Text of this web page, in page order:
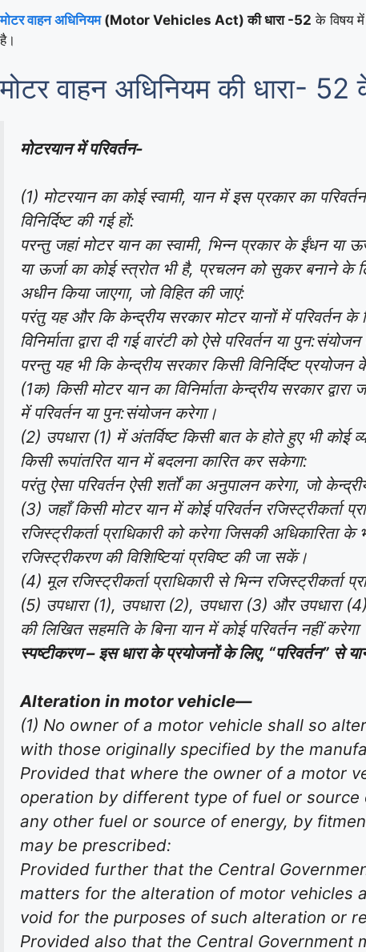
मोटर वाहन अधिनियम(Motor Vehicles Act) की धारा -52 के विषय में
है।
मोटर वाहन अधिनियम की धारा-
मोटरयान में परिवर्तन-
(1) मोटरयान का कोई स्वामी, यान में इस प्रकार का
विनिर्दिष्ट की गई हों:
परन्तु जहां मोटर यान का स्वामी, भिन्न प्रकार के ईंधन
या ऊर्जा का कोई स्त्रोत भी है, प्रचलन को सुकर बनाने के
अधीन किया जाएगा, जो विहित की जाएं:
परंतु यह और कि केन्द्रीय सरकार मोटर यानों में परिवर्तन
विनिर्माता द्वारा दी गई वारंटी को ऐसे परिवर्तन या
परन्तु यह भी कि केन्द्रीय सरकार किसी विनिर्दिष्ट
(1क) किसी मोटर यान का विनिर्माता केन्द्रीय सरकार
में परिवर्तन या पुन:संयोजन करेगा।
(2) उपधारा (1) में अंतर्विष्ट किसी बात के होते हुए भी कोई
किसी रूपांतरित यान में बदलना कारित कर सकेगा:
परंतु ऐसा परिवर्तन ऐसी शर्तों का अनुपालन करेगा, जो
(3) जहाँ किसी मोटर यान में कोई परिवर्तन रजिस्ट्रीकर्ता
रजिस्ट्रीकर्ता प्राधिकारी को करेगा जिसकी
रजिस्ट्रीकरण की विशिष्टियां प्रविष्ट की जा सकें।
(4) मूल रजिस्ट्रीकर्ता प्राधिकारी से भिन्न रजिस्ट्रीकर्ता
(5) उपधारा (1), उपधारा (2), उपधारा (3) और उपधारा
की लिखित सहमति के बिना यान में कोई परिवर्तन नहीं करेगा
स्पष्टीकरण – इस धारा के प्रयोजनों के लिए, “परिवर्तन” से
Alteration in motor vehicle—
(1) No owner of a motor vehicle shall so
with those originally specified by the
Provided that where the owner of a motor
operation by different type of fuel or
any other fuel or source of energy, by
may be prescribed:
Provided further that the Central
matters for the alteration of motor vehicles
void for the purposes of such alteration or
Provided also that the Central